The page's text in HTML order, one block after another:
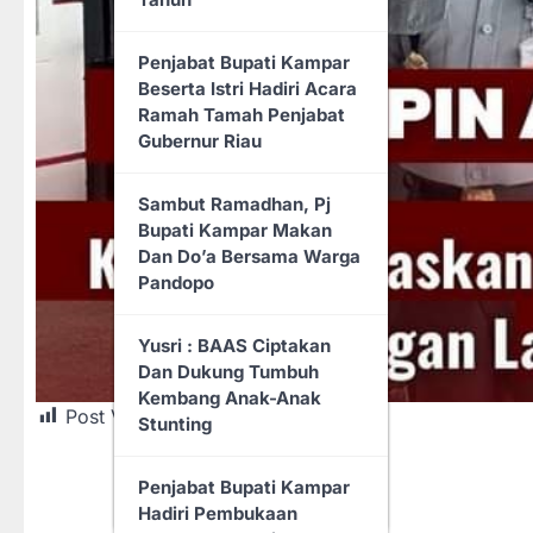
Bupati Sudah Bersurat
Mohon Pertimbangan…
Rapat Paripurna DPRD
Bupati Tahun 2024
Wabup Rohil Buka
Musrenbang Tingkat
Sinergitas OPD Di
Harapkan Untuk
Kemajuan Pembangunan
Daerah
Wabup Rohil Menghadiri
Panen Raya Jagung Di
IKUT ANDIL DALAM
PENCARIAN KORBAN
YANG HANYUT DI
BENDUNGAN PANGEAN
Safari Ramadhan Di
Kecamatan Pangean, Plt.
Bupati Drs. H.
Suhardiman Amby, Ak.
MM, Suruh Kadis PUPR
Pasar Baru Pangean.
MTQ Ke-1 Pemuda
Pancasila Kecamatan
Dan Sukses.
Penjabat Bupati Kampar
Beserta Istri Hadiri Acara
Ramah Tamah Penjabat
Gubernur Riau
Sambut Ramadhan, Pj
Bupati Kampar Makan
Dan Do’a Bersama Warga
Pandopo
Yusri : BAAS Ciptakan
Dan Dukung Tumbuh
Kembang Anak-Anak
Stunting
Penjabat Bupati Kampar
Hadiri Pembukaan
Post Views: 24